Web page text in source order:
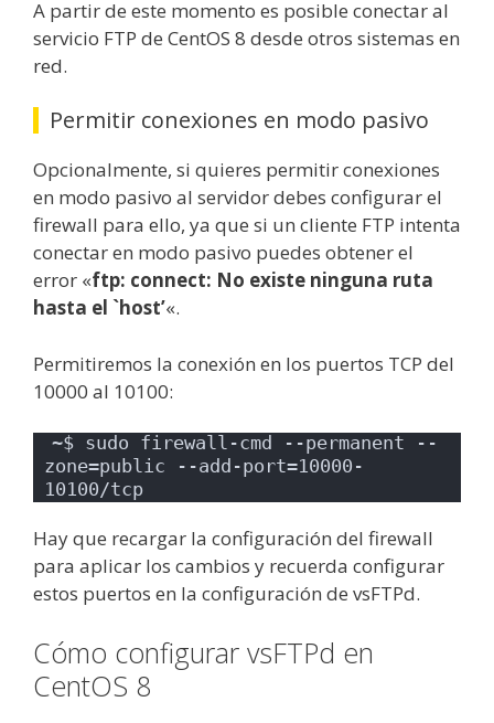
A partir de este momento es posible conectar al
servicio FTP de CentOS 8 desde otros sistemas en
red.
Permitir conexiones en modo pasivo
Opcionalmente, si quieres permitir conexiones
en modo pasivo al servidor debes configurar el
firewall para ello, ya que si un cliente FTP intenta
conectar en modo pasivo puedes obtener el
error «ftp: connect: No existe ninguna ruta
hasta el `host’«.
Permitiremos la conexión en los puertos TCP del
10000 al 10100:
~$ sudo firewall-cmd --permanent --
zone=public --add-port=10000-
10100/tcp
Hay que recargar la configuración del firewall
para aplicar los cambios y recuerda configurar
estos puertos en la configuración de vsFTPd.
Cómo configurar vsFTPd en
CentOS 8